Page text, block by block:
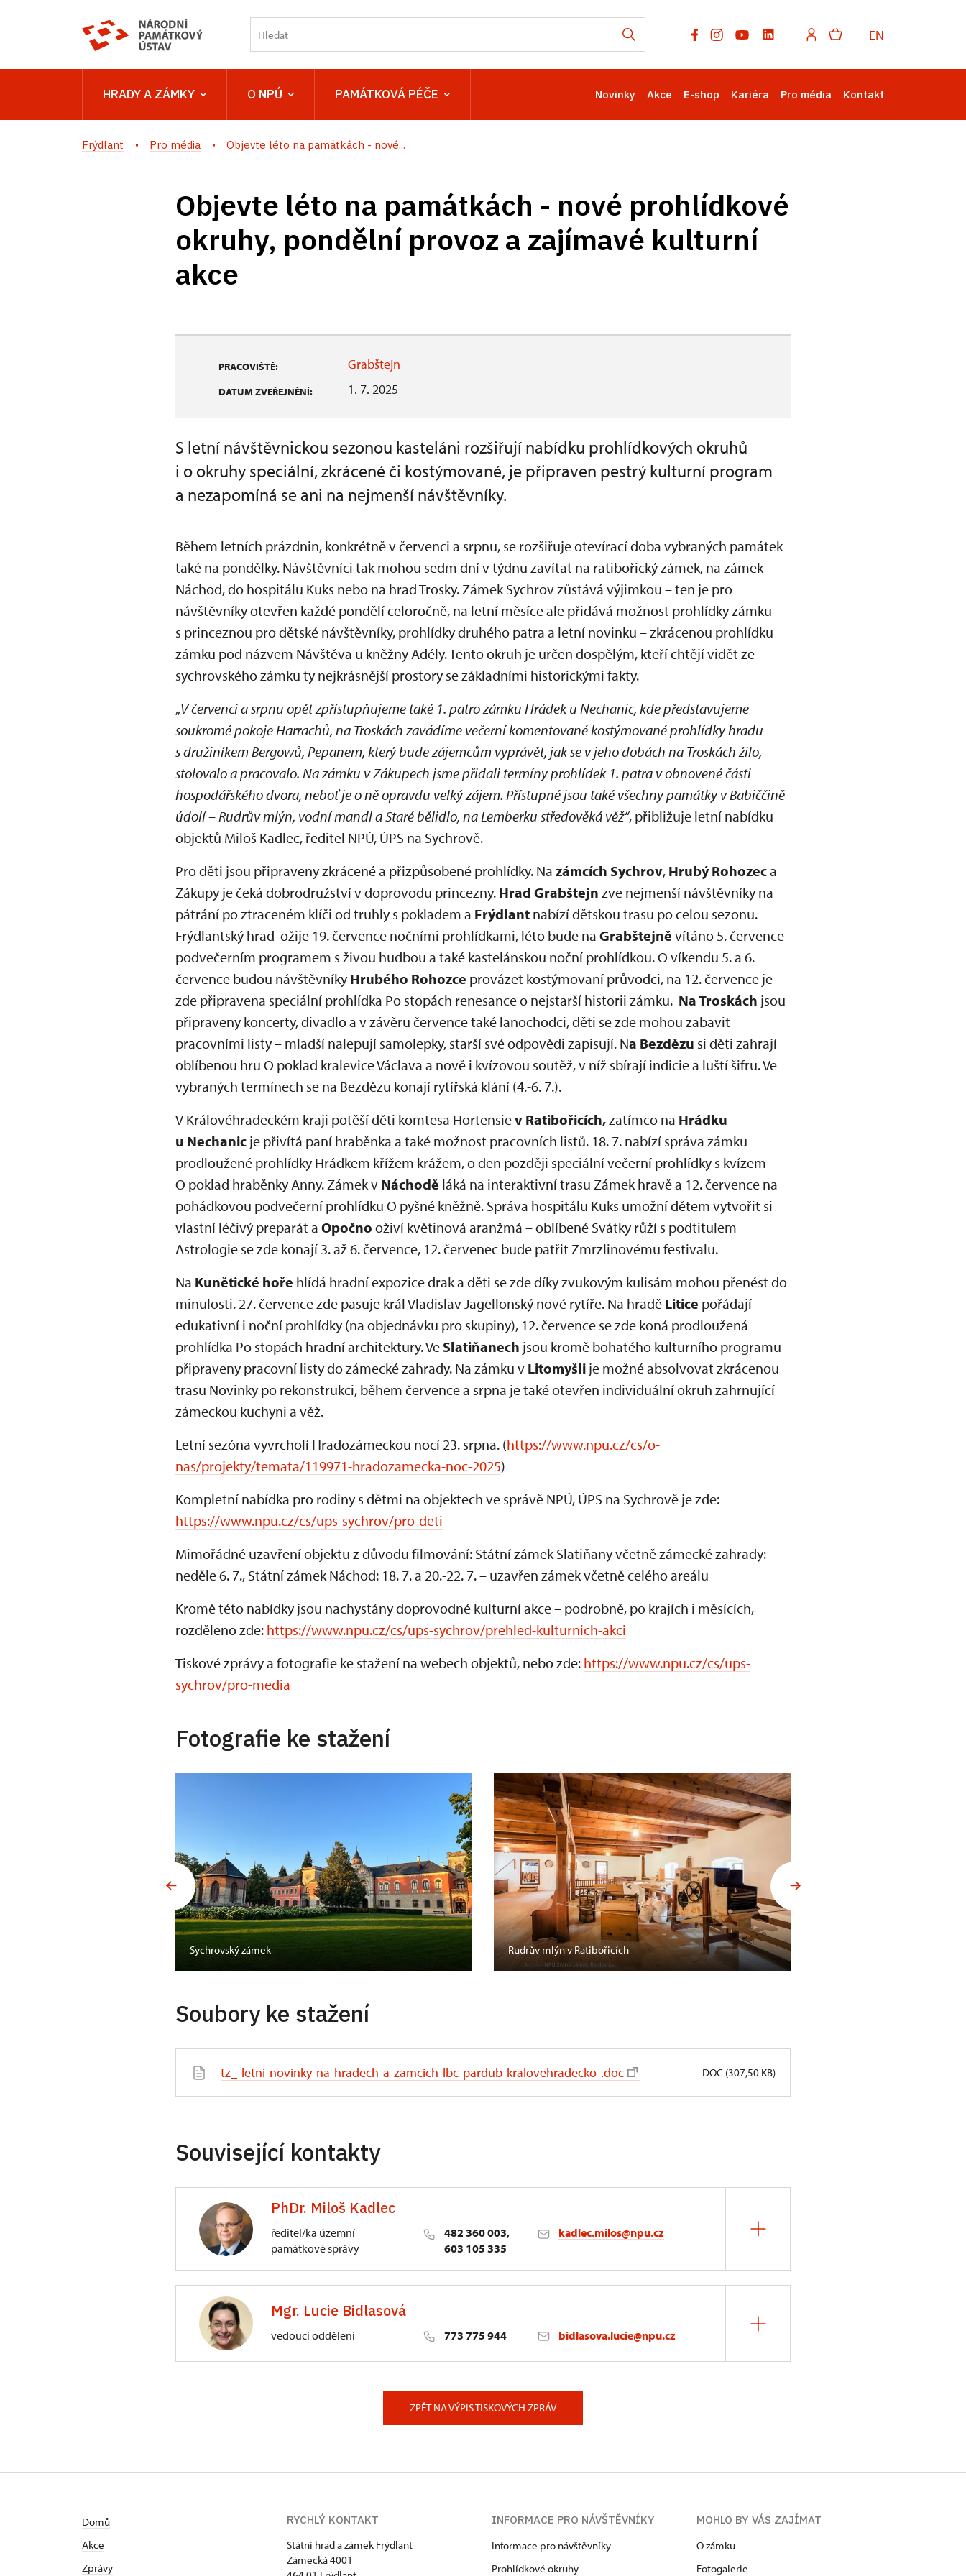
EN
HRADY A ZÁMKY O NPÚ PAMÁTKOVÁ PÉČE Novinky Akce E-shop Kariéra Pro média Kontakt
Frýdlant Pro média Objevte léto na památkách - nové...
Objevte léto na památkách - nové prohlídkové
okruhy, pondělní provoz a zajímavé kulturní
akce
PRACOVIŠTĚ: Grabštejn
DATUM ZVEŘEJNĚNÍ: 1. 7. 2025
S letní návštěvnickou sezonou kasteláni rozšiřují nabídku prohlídkových okruhů
i o okruhy speciální, zkrácené či kostýmované, je připraven pestrý kulturní program
a nezapomíná se ani na nejmenší návštěvníky.
Během letních prázdnin, konkrétně v červenci a srpnu, se rozšiřuje otevírací doba vybraných památek
také na pondělky. Návštěvníci tak mohou sedm dní v týdnu zavítat na ratibořický zámek, na zámek
Náchod, do hospitálu Kuks nebo na hrad Trosky. Zámek Sychrov zůstává výjimkou – ten je pro
návštěvníky otevřen každé pondělí celoročně, na letní měsíce ale přidává možnost prohlídky zámku
s princeznou pro dětské návštěvníky, prohlídky druhého patra a letní novinku – zkrácenou prohlídku
zámku pod názvem Návštěva u kněžny Adély. Tento okruh je určen dospělým, kteří chtějí vidět ze
sychrovského zámku ty nejkrásnější prostory se základními historickými fakty.
„V červenci a srpnu opět zpřístupňujeme také 1. patro zámku Hrádek u Nechanic, kde představujeme
soukromé pokoje Harrachů, na Troskách zavádíme večerní komentované kostýmované prohlídky hradu
s družiníkem Bergowů, Pepanem, který bude zájemcům vyprávět, jak se v jeho dobách na Troskách žilo,
stolovalo a pracovalo. Na zámku v Zákupech jsme přidali termíny prohlídek 1. patra v obnovené části
hospodářského dvora, neboť je o ně opravdu velký zájem. Přístupné jsou také všechny památky v Babiččině
údolí – Rudrův mlýn, vodní mandl a Staré bělidlo, na Lemberku středověká věž“, přibližuje letní nabídku
objektů Miloš Kadlec, ředitel NPÚ, ÚPS na Sychrově.
Pro děti jsou připraveny zkrácené a přizpůsobené prohlídky. Na zámcích Sychrov, Hrubý Rohozeca
Zákupy je čeká dobrodružství v doprovodu princezny. Hrad Grabštejn zve nejmenší návštěvníky na
pátrání po ztraceném klíči od truhly s pokladem a Frýdlant nabízí dětskou trasu po celou sezonu.
Frýdlantský hrad ožije 19. července nočními prohlídkami, léto bude na Grabštejně vítáno 5. července
podvečerním programem s živou hudbou a také kastelánskou noční prohlídkou. O víkendu 5. a 6.
července budou návštěvníky Hrubého Rohozce provázet kostýmovaní průvodci, na 12. července je
zde připravena speciální prohlídka Po stopách renesance o nejstarší historii zámku. Na Troskách jsou
připraveny koncerty, divadlo a v závěru července také lanochodci, děti se zde mohou zabavit
pracovními listy – mladší nalepují samolepky, starší své odpovědi zapisují. Na Bezdězu si děti zahrají
oblíbenou hru O poklad kralevice Václava a nově i kvízovou soutěž, v níž sbírají indicie a luští šifru. Ve
vybraných termínech se na Bezdězu konají rytířská klání (4.-6. 7.).
V Královéhradeckém kraji potěší děti komtesa Hortensiev Ratibořicích,zatímco na Hrádku
u Nechanic je přivítá paní hraběnka a také možnost pracovních listů. 18. 7. nabízí správa zámku
prodloužené prohlídky Hrádkem křížem krážem, o den později speciální večerní prohlídky s kvízem
O poklad hraběnky Anny. Zámek v Náchodě láká na interaktivní trasu Zámek hravě a 12. července na
pohádkovou podvečerní prohlídku O pyšné kněžně. Správa hospitálu Kuks umožní dětem vytvořit si
vlastní léčivý preparát a Opočno oživí květinová aranžmá – oblíbené Svátky růží s podtitulem
Astrologie se zde konají 3. až 6. července, 12. červenec bude patřit Zmrzlinovému festivalu.
Na Kunětické hoře hlídá hradní expozice drak a děti se zde díky zvukovým kulisám mohou přenést do
minulosti. 27. července zde pasuje král Vladislav Jagellonský nové rytíře. Na hradě Litice pořádají
edukativní i noční prohlídky (na objednávku pro skupiny), 12. července se zde koná prodloužená
prohlídka Po stopách hradní architektury. Ve Slatiňanech jsou kromě bohatého kulturního programu
připraveny pracovní listy do zámecké zahrady. Na zámku v Litomyšli je možné absolvovat zkrácenou
trasu Novinky po rekonstrukci, během července a srpna je také otevřen individuální okruh zahrnující
zámeckou kuchyni a věž.
Letní sezóna vyvrcholí Hradozámeckou nocí 23. srpna. (https://www.npu.cz/cs/o-
nas/projekty/temata/119971-hradozamecka-noc-2025)
Kompletní nabídka pro rodiny s dětmi na objektech ve správě NPÚ, ÚPS na Sychrově je zde:
https://www.npu.cz/cs/ups-sychrov/pro-deti
Mimořádné uzavření objektu z důvodu filmování: Státní zámek Slatiňany včetně zámecké zahrady:
neděle 6. 7., Státní zámek Náchod: 18. 7. a 20.-22. 7. – uzavřen zámek včetně celého areálu
Kromě této nabídky jsou nachystány doprovodné kulturní akce – podrobně, po krajích i měsících,
rozděleno zde: https://www.npu.cz/cs/ups-sychrov/prehled-kulturnich-akci
Tiskové zprávy a fotografie ke stažení na webech objektů, nebo zde: https://www.npu.cz/cs/ups-
sychrov/pro-media
Fotografie ke stažení
Sychrovský zámek Rudrův mlýn v Ratibořicích
Soubory ke stažení
tz_-letni-novinky-na-hradech-a-zamcich-lbc-pardub-kralovehradecko-.doc DOC (307,50 KB)
Související kontakty
PhDr. Miloš Kadlec
ředitel/ka územní
památkové správy
482 360 003,
603 105 335
kadlec.milos@npu.cz
3/, Sychrov 3Mgr. Lucie Bidlasová
vedoucí oddělení 773 775 944 bidlasova.lucie@npu.cz
ZPĚT NA VÝPIS TISKOVÝCH ZPRÁV
Domů
Akce
Zprávy
RYCHLÝ KONTAKT
Státní hrad a zámek Frýdlant
Zámecká 4001
INFORMACE PRO NÁVŠTĚVNÍKY
Informace pro návštěvníky
Prohlídkové okruhy
MOHLO BY VÁS ZAJÍMAT
O zámku
Fotogalerie